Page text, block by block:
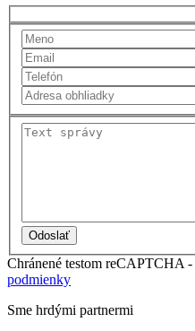
Chránené testom reCAPTCHA -
podmienky
Sme hrdými partnermi